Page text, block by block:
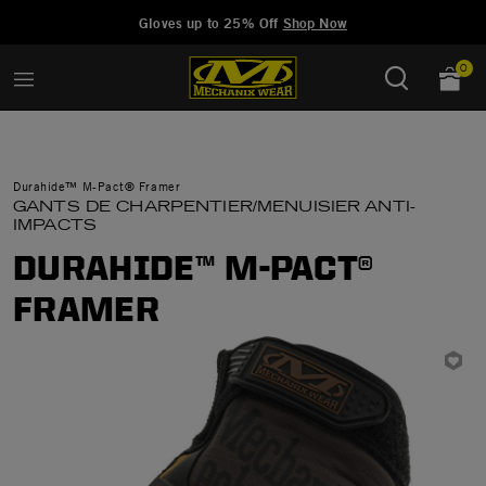
Gloves up to 25% Off Shop Now
0
Durahide™ M-Pact® Framer
GANTS DE CHARPENTIER/MENUISIER ANTI-
IMPACTS
DURAHIDE™ M-PACT®
FRAMER
Manage Wishlist